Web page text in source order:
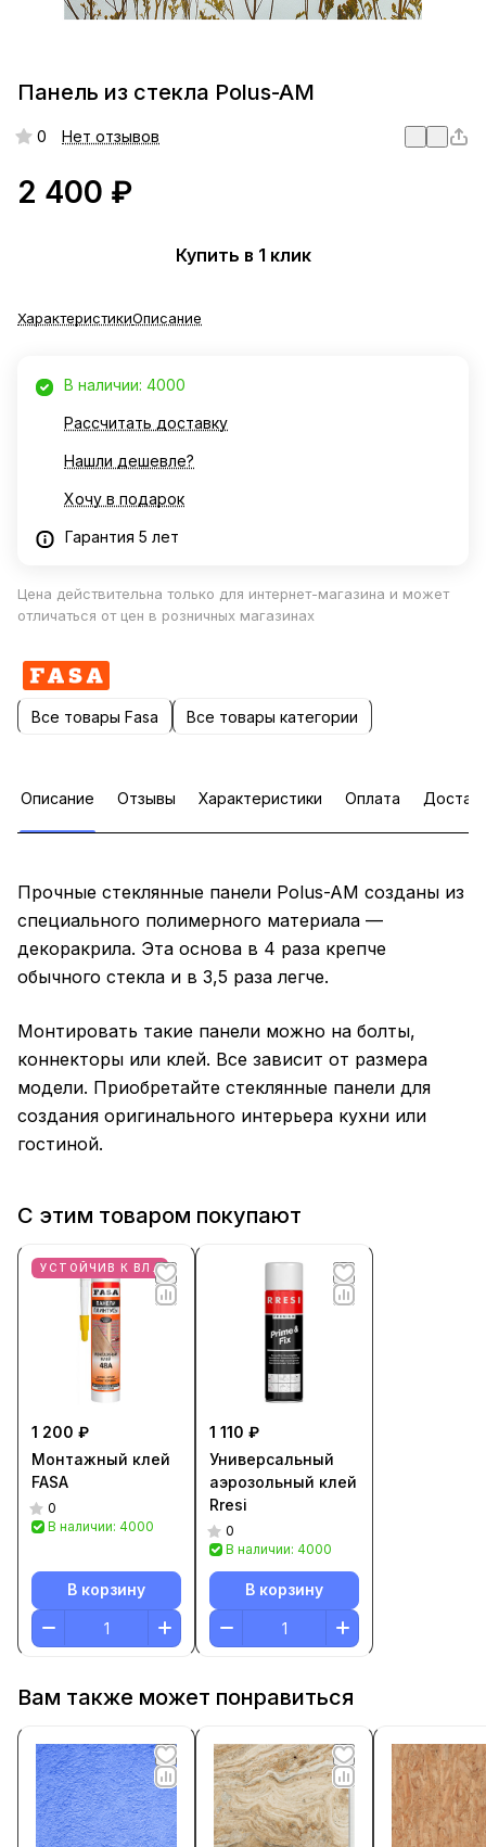
Панель из стекла Polus-AM
0 Нет отзывов
2 400 ₽
Купить в 1 клик
ХарактеристикиОписание
В наличии: 4000
Рассчитать доставку
Нашли дешевле?
Хочу в подарок
Гарантия 5 лет
Цена действительна только для интернет-магазина и может
отличаться от цен в розничных магазинах
Все товары Fasa Все товары категории
Описание Отзывы Характеристики Оплата
Прочные стеклянные панели Polus-AM созданы из
специального полимерного материала —
декоракрила. Эта основа в 4 раза крепче
обычного стекла и в 3,5 раза легче.
Монтировать такие панели можно на болты,
коннекторы или клей. Все зависит от размера
модели. Приобретайте стеклянные панели для
создания оригинального интерьера кухни или
гостиной.
С этим товаром покупают
УСТОЙЧИВ К ВЛАГЕ
1 200 ₽
Монтажный клей
FASA
0
В наличии: 4000
В корзину
1 110 ₽
Универсальный
аэрозольный клей
Rresi
0
В наличии: 4000
В корзину
Вам также может понравиться